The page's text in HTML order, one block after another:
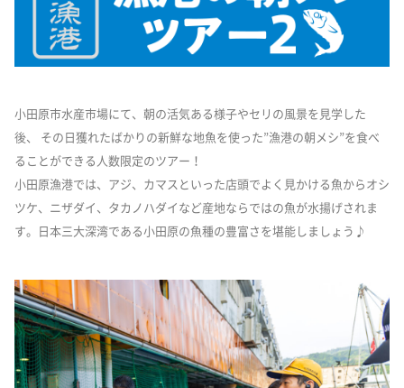
小田原市水産市場にて、朝の活気ある様子やセリの風景を見学した
後、 その日獲れたばかりの新鮮な地魚を使った”漁港の朝メシ”を食べ
ることができる人数限定のツアー！
小田原漁港では、アジ、カマスといった店頭でよく見かける魚からオシ
ツケ、ニザダイ、タカノハダイなど産地ならではの魚が水揚げされま
す。日本三大深湾である小田原の魚種の豊富さを堪能しましょう♪